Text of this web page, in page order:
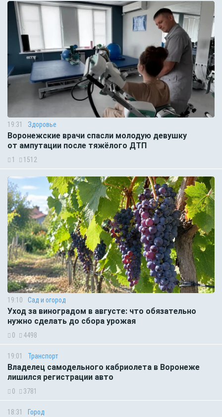
19:31 Здоровье
Воронежские врачи спасли молодую девушку
от ампутации после тяжёлого ДТП
1 1512
19:10 Сад и огород
Уход за виноградом в августе: что обязательно
нужно сделать до сбора урожая
0 4498
19:01 Транспорт
Владелец самодельного кабриолета в Воронеже
лишился регистрации авто
0 3781
18:31 Город